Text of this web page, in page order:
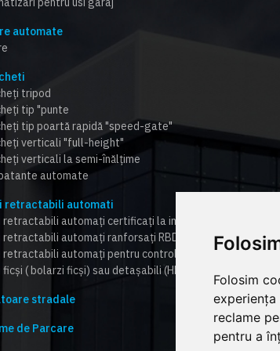
Folosim
reclame
pentru a
automate
tripod
tip "punte
tip poartă rapidă "speed-gate"
verticali "full-height"
verticali la semi-înălțime
automate
retractabili automati
automați certificați la impact HBD
automați ranforsați RBD
retractabili automați pentru control trafic TBD
( bolarzi ficși) sau detașabili (HBD,RBD,TBD)
stradale
de Parcare